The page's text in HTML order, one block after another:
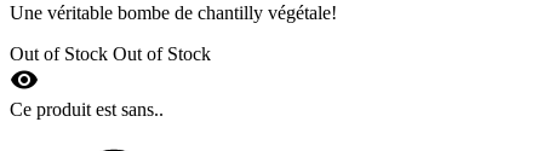
Une véritable bombe de chantilly végétale!
Out of Stock Out of Stock
visibility
Ce produit est sans..